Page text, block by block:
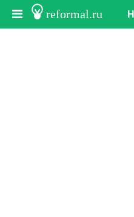
reformal.ru